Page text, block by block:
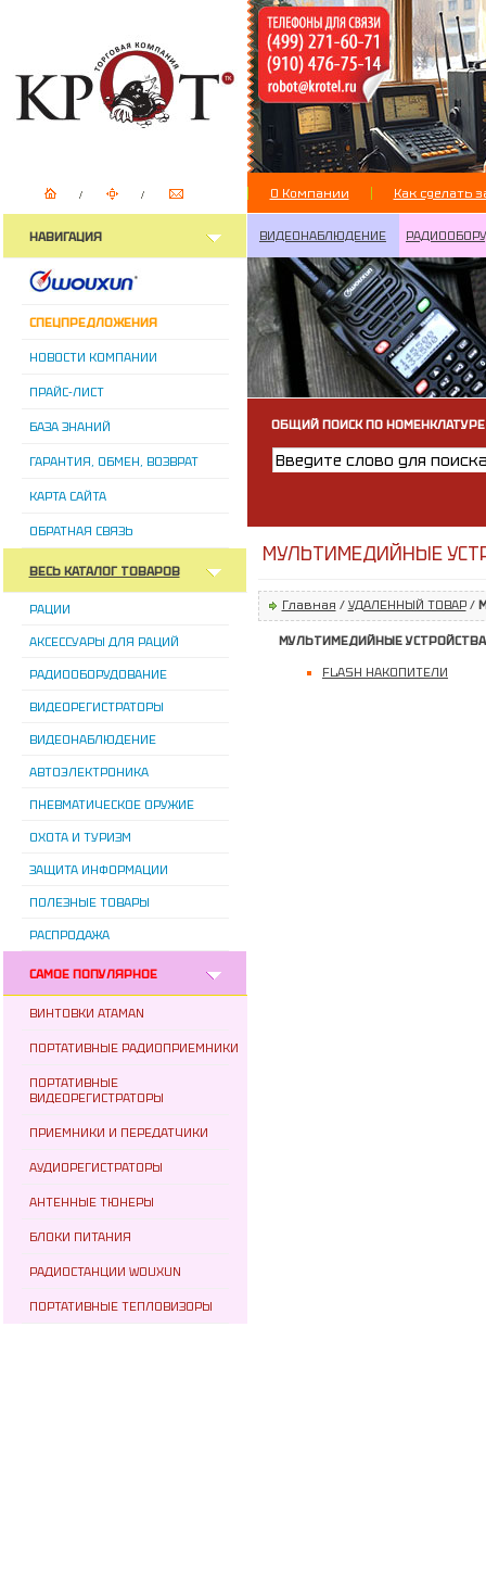
О Компании Как сделать
НАВИГАЦИЯ
СПЕЦПРЕДЛОЖЕНИЯ
НОВОСТИ КОМПАНИИ
ПРАЙС-ЛИСТ
БАЗА ЗНАНИЙ
ГАРАНТИЯ, ОБМЕН, ВОЗВРАТ
КАРТА САЙТА
ОБРАТНАЯ СВЯЗЬ
ВЕСЬ КАТАЛОГ ТОВАРОВ
РАЦИИ
АКСЕССУАРЫ ДЛЯ РАЦИЙ
РАДИООБОРУДОВАНИЕ
ВИДЕОРЕГИСТРАТОРЫ
ВИДЕОНАБЛЮДЕНИЕ
АВТОЭЛЕКТРОНИКА
ПНЕВМАТИЧЕСКОЕ ОРУЖИЕ
ОХОТА И ТУРИЗМ
ЗАЩИТА ИНФОРМАЦИИ
ПОЛЕЗНЫЕ ТОВАРЫ
РАСПРОДАЖА
САМОЕ ПОПУЛЯРНОЕ
ВИНТОВКИ ATAMAN
ПОРТАТИВНЫЕ РАДИОПРИЕМНИКИ
ПОРТАТИВНЫЕ
ВИДЕОРЕГИСТРАТОРЫ
ПРИЕМНИКИ И ПЕРЕДАТЧИКИ
АУДИОРЕГИСТРАТОРЫ
АНТЕННЫЕ ТЮНЕРЫ
БЛОКИ ПИТАНИЯ
РАДИОСТАНЦИИ WOUXUN
ПОРТАТИВНЫЕ ТЕПЛОВИЗОРЫ
ВИДЕОНАБЛЮДЕНИЕ
ОБЩИЙ ПОИСК ПО НОМЕНКЛАТУРЕ
МУЛЬТИМЕДИЙНЫЕ
Главная / УДАЛЕННЫЙ ТОВАР/
МУЛЬТИМЕДИЙНЫЕ УСТРОЙСТВА
FLASH НАКОПИТЕЛИ